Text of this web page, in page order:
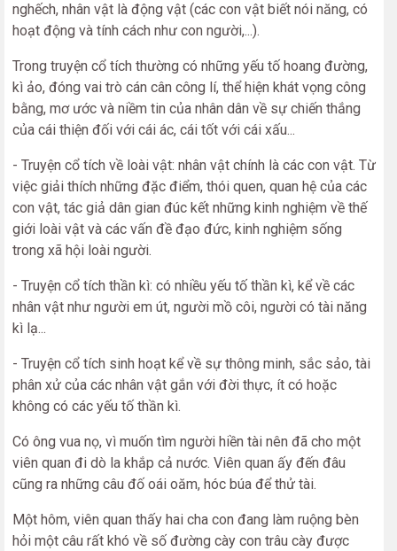
nghếch, nhân vật là động vật (các con vật biết nói năng, có
hoạt động và tính cách như con người,...).
Trong truyện cổ tích thường có những yếu tố hoang đường,
kì ảo, đóng vai trò cán cân công lí, thể hiện khát vọng công
bằng, mơ ước và niềm tin của nhân dân về sự chiến thắng
của cái thiện đối với cái ác, cái tốt với cái xấu...
- Truyện cổ tích về loài vật: nhân vật chính là các con vật. Từ
việc giải thích những đặc điểm, thói quen, quan hệ của các
con vật, tác giả dân gian đúc kết những kinh nghiệm về thế
giới loài vật và các vấn đề đạo đức, kinh nghiệm sống
trong xã hội loài người.
- Truyện cổ tích thần kì: có nhiều yếu tố thần kì, kể về các
nhân vật như người em út, người mồ côi, người có tài năng
kì lạ...
- Truyện cổ tích sinh hoạt kể về sự thông minh, sắc sảo, tài
phân xử của các nhân vật gắn với đời thực, ít có hoặc
không có các yếu tố thần kì.
Có ông vua nọ, vì muốn tìm người hiền tài nên đã cho một
viên quan đi dò la khắp cả nước. Viên quan ấy đến đâu
cũng ra những câu đố oái oăm, hóc búa để thử tài.
Một hôm, viên quan thấy hai cha con đang làm ruộng bèn
hỏi một câu rất khó về số đường cày con trâu cày được